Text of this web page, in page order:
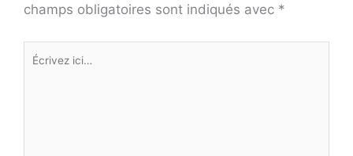
champs obligatoires sont indiqués avec *
Écrivez